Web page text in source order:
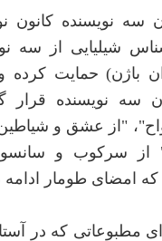
سه نویسنده کانون
شیلیایی از سه
باژن) حمایت
نویسنده قرار
"از عشق و
از سرکوب و
امضای طومار ادامه
مطبوعاتی که در